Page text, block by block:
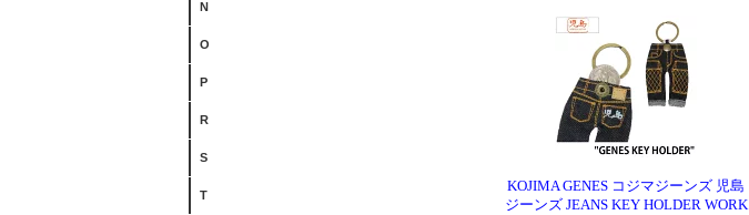
KOJIMA GENES コジマジーンズ 児島
ジーンズ JEANS KEY HOLDER WORK